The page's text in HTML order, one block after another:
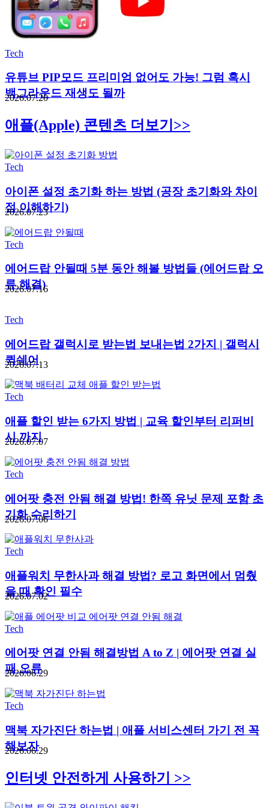
Tech
유튜브 PIP모드 프리미엄 없어도 가능! 그럼 혹시
백그라운드 재생도 될까
2026.07.20
애플(Apple) 콘텐츠 더보기>>
Tech
아이폰 설정 초기화 하는 방법 (공장 초기화와 차이
점 이해하기)
2026.07.23
Tech
에어드랍 안될때 5분 동안 해볼 방법들 (에어드랍 오
류 해결)
2026.07.16
Tech
에어드랍 갤럭시로 받는법 보내는법 2가지 | 갤럭시
퀵쉐어
2026.07.13
Tech
애플 할인 받는 6가지 방법 | 교육 할인부터 리퍼비
시 까지
2026.07.07
Tech
에어팟 충전 안됨 해결 방법! 한쪽 유닛 문제 포함 초
기화 수리하기
2026.07.06
Tech
애플워치 무한사과 해결 방법? 로고 화면에서 멈췄
을 때 확인 필수
2026.07.02
Tech
에어팟 연결 안됨 해결방법 A to Z | 에어팟 연결 실
패 오류
2026.06.29
Tech
맥북 자가진단 하는법 | 애플 서비스센터 가기 전 꼭
해보자
2026.06.29
인터넷 안전하게 사용하기 >>